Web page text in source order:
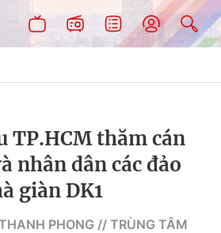
TP.HCM thăm cán
nhân dân các đảo
giàn DK1
PHONG // TRÙNG TÂM